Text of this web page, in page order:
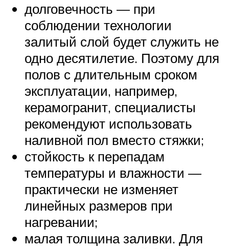
долговечность — при
соблюдении технологии
залитый слой будет служить не
одно десятилетие. Поэтому для
полов с длительным сроком
эксплуатации, например,
керамогранит, специалисты
рекомендуют использовать
наливной пол вместо стяжки;
стойкость к перепадам
температуры и влажности —
практически не изменяет
линейных размеров при
нагревании;
малая толщина заливки. Для